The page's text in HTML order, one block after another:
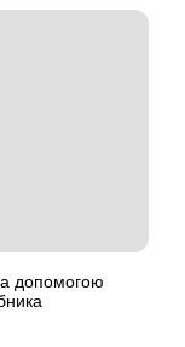
допомогою